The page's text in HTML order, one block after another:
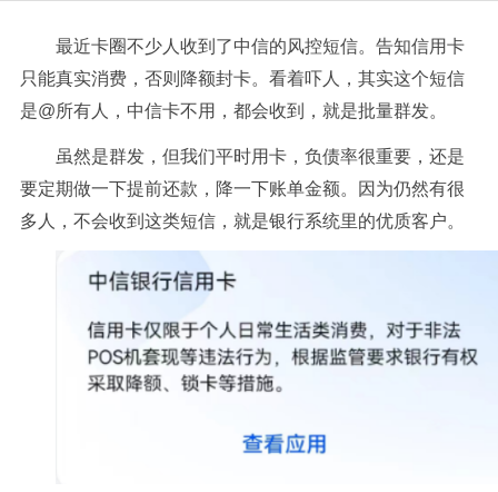
最近卡圈不少人收到了中信的风控短信。告知信用卡
只能真实消费，否则降额封卡。看着吓人，其实这个短信
是@所有人，中信卡不用，都会收到，就是批量群发。
虽然是群发，但我们平时用卡，负债率很重要，还是
要定期做一下提前还款，降一下账单金额。因为仍然有很
多人，不会收到这类短信，就是银行系统里的优质客户。